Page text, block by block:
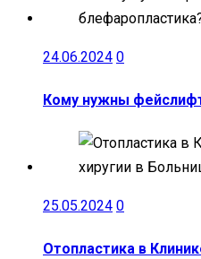
24.06.2024 0
Кому нужны
25.05.2024 0
Отопластика в